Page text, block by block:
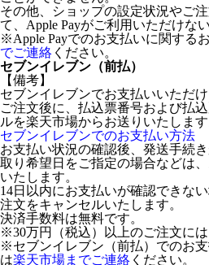
その他、ショップの設定状況やご
て、Apple Payがご利用いただけな
※Apple Payでのお支払いに関する
でご連絡 ください。
セブンイレブン（前払）
【備考】
セブンイレブンでお支払いいただけ
ご注文後に、払込票番号および払
ルを楽天市場からお送りいたします
セブンイレブンでのお支払い方法
お支払い状況の確認後、発送手続
取り希望日をご指定の場合などは
いたします。
14日以内にお支払いが確認できな
注文をキャンセルいたします。
決済手数料は無料です。
※30万円（税込）以上のご注文には
※セブンイレブン（前払）でのお
は楽天市場までご連絡 ください。